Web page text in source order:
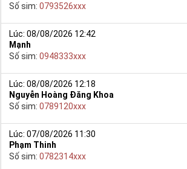
Số sim: 0793526xxx
Lúc: 08/08/2026 12:42
Mạnh
Số sim: 0948333xxx
Lúc: 08/08/2026 12:18
Nguyễn Hoàng Đăng Khoa
Số sim: 0789120xxx
Lúc: 07/08/2026 11:30
Phạm Thinh
Số sim: 0782314xxx